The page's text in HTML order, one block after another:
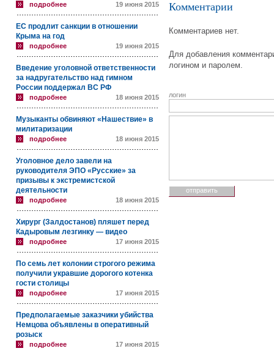
подробнее 19 июня 2015
ЕС продлит санкции в отношении
Крыма на год
подробнее 19 июня 2015
Введение уголовной ответственности
за надругательство над гимном
России поддержал ВС РФ
подробнее 18 июня 2015
Музыканты обвиняют «Нашествие» в
милитаризации
подробнее 18 июня 2015
Уголовное дело завели на
руководителя ЭПО «Русские» за
призывы к экстремистской
деятельности
подробнее 18 июня 2015
Хирург (Залдостанов) пляшет перед
Кадыровым лезгинку — видео
подробнее 17 июня 2015
По семь лет колонии строгого режима
получили укравшие дорогого котенка
гости столицы
подробнее 17 июня 2015
Предполагаемые заказчики убийства
Немцова объявлены в оперативный
розыск
подробнее 17 июня 2015
Комментарии
Комментариев нет.
Для добавления
логином и паролем.
логин